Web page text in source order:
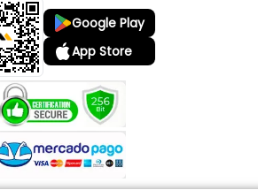
Google Play
App Store